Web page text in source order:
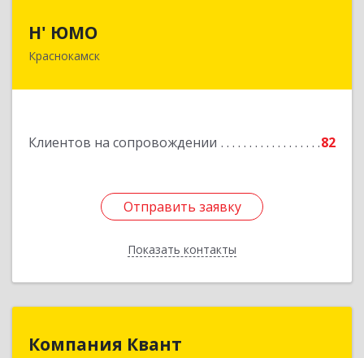
Н' ЮМО
Краснокамск
Клиентов на сопровождении 82
Отправить заявку
Показать контакты
617060, Пермский край, Краснокамский р-н,
Подробнее
Отправить заявку
Назад
Компания Квант